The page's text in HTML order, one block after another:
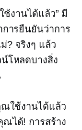
งานได้แล้ว” มี
ารยืนยันว่าการ
? จริงๆ แล้ว
โหลดบางสิ่ง
ใช้งานได้แล้ว
ได้! การสร้าง